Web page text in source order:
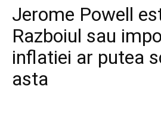
Jerome Powell
Razboiul sau
inflatiei ar putea
asta